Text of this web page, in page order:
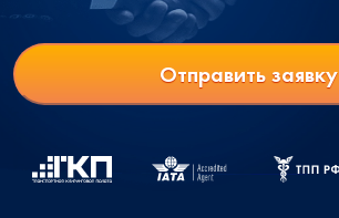
Отправить заявку